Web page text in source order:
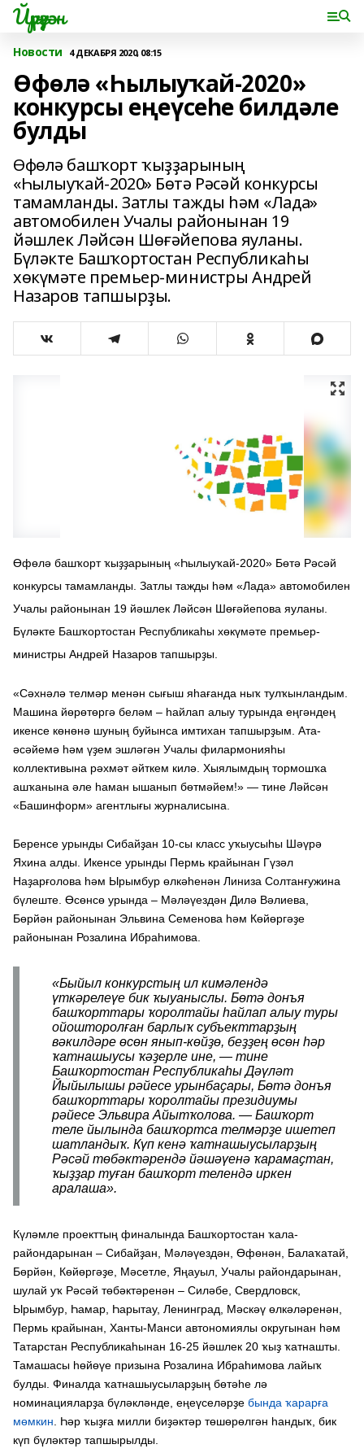
Йүрүҙән
Новости 4 ДЕКАБРЯ 2020, 08:15
Өфөлә «Һылыуҡай-2020»
конкурсы еңеүсеһе билдәле
булды
Өфөлә башҡорт ҡыҙҙарының
«Һылыуҡай-2020» Бөтә Рәсәй конкурсы
тамамланды. Затлы тажды һәм «Лада»
автомобилен Учалы районынан 19
йәшлек Ләйсән Шөғәйепова яуланы.
Бүләкте Башҡортостан Республикаһы
хөкүмәте премьер-министры Андрей
Назаров тапшырҙы.
Өфөлә башҡорт ҡыҙҙарының «Һылыуҡай-2020» Бөтә Рәсәй
конкурсы тамамланды. Затлы тажды һәм «Лада» автомобилен
Учалы районынан 19 йәшлек Ләйсән Шөғәйепова яуланы.
Бүләкте Башҡортостан Республикаһы хөкүмәте премьер-
министры Андрей Назаров тапшырҙы.
«Сәхнәлә телмәр менән сығыш яһағанда ныҡ тулҡынландым.
Машина йөрөтөргә беләм – һайлап алыу турында еңгәндең
икенсе көнөнә шуның буйынса имтихан тапшырҙым. Ата-
әсәйемә һәм үҙем эшләгән Учалы филармонияһы
коллективына рәхмәт әйткем килә. Хыялымдың тормошҡа
ашҡанына әле һаман ышанып бөтмәйем!» — тине Ләйсән
«Башинформ» агентлығы журналисына.
Беренсе урынды Сибайҙан 10-сы класс уҡыусыһы Шәүрә
Яхина алды. Икенсе урынды Пермь крайынан Гүзәл
Наҙарғолова һәм Ырымбур өлкәһенән Линиза Солтанғужина
бүлеште. Өсөнсө урында – Мәләүездән Дилә Вәлиева,
Бөрйән районынан Эльвина Семенова һәм Көйөргәҙе
районынан Розалина Ибраһимова.
«Быйыл конкурстың ил кимәлендә
үткәрелеүе бик ҡыуаныслы. Бөтә донъя
башҡорттары ҡоролтайы һайлап алыу туры
ойошторолған барлыҡ субъекттарҙың
вәкилдәре өсөн янып-көйҙө, беҙҙең өсөн һәр
ҡатнашыусы ҡәҙерле ине, — тине
Башҡортостан Республикаһы Дәүләт
Йыйылышы рәйесе урынбаҫары, Бөтә донъя
башҡорттары ҡоролтайы президиумы
рәйесе Эльвира Айытҡолова. — Башҡорт
теле йылында башҡортса телмәрҙе ишетеп
шатландыҡ. Күп кенә ҡатнашыусыларҙың
Рәсәй төбәктәрендә йәшәүенә ҡарамаҫтан,
ҡыҙҙар туған башҡорт телендә иркен
аралаша».
Күләмле проекттың финалында Башҡортостан ҡала-
райондарынан – Сибайҙан, Мәләүездән, Өфөнән, Балаҡатай,
Бөрйән, Көйөргәҙе, Мәсетле, Яңауыл, Учалы райондарынан,
шулай уҡ Рәсәй төбәктәренән – Силәбе, Свердловск,
Ырымбур, Һамар, Һарытау, Ленинград, Мәскәү өлкәләренән,
Пермь крайынан, Ханты-Манси автономиялы округынан һәм
Татарстан Республикаһынан 16-25 йәшлек 20 ҡыҙ ҡатнашты.
Тамашасы һөйөүе призына Розалина Ибраһимова лайыҡ
булды. Финалда ҡатнашыусыларҙың бөтәһе лә
номинацияларҙа бүләкләнде, еңеүселәрҙе бында ҡарарға
мөмкин . Һәр ҡыҙға милли биҙәктәр төшөрөлгән һандыҡ, бик
күп бүләктәр тапшырылды.